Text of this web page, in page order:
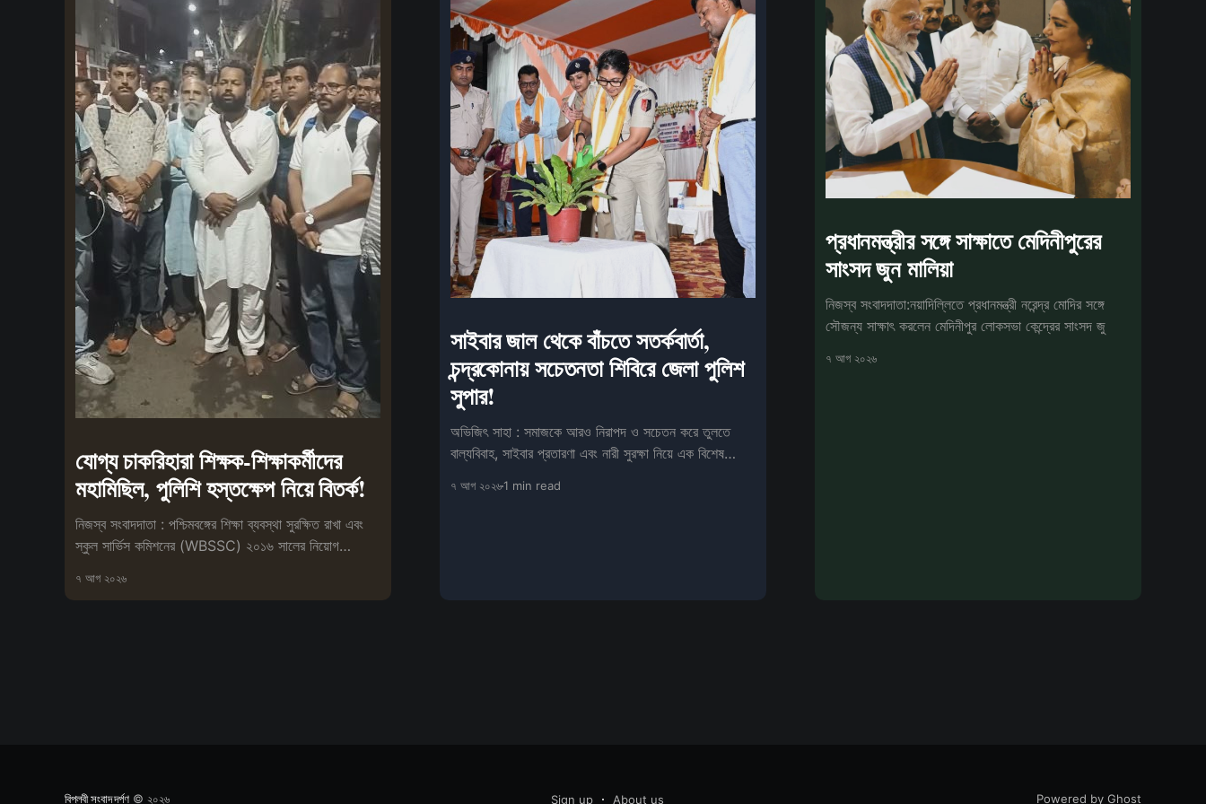
যোগ্য চাকরিহারা শিক্ষক-শিক্ষাকর্মীদের
মহামিছিল, পুলিশি হস্তক্ষেপ নিয়ে বিতর্ক!
নিজস্ব সংবাদদাতা : পশ্চিমবঙ্গের শিক্ষা ব্যবস্থা সুরক্ষিত রাখা এবং
স্কুল সার্ভিস কমিশনের (WBSSC) ২০১৬ সালের নিয়োগ
৭ আগ ২০২৬
সাইবার জাল থেকে বাঁচতে সতর্কবার্তা,
চন্দ্রকোনায় সচেতনতা শিবিরে জেলা পুলিশ
সুপার!
অভিজিৎ সাহা : সমাজকে আরও নিরাপদ ও সচেতন করে তুলতে
বাল্যবিবাহ, সাইবার প্রতারণা এবং নারী সুরক্ষা নিয়ে এক বিশেষ
৭ আগ ২০২৬1 min read
প্রধানমন্ত্রীর সঙ্গে সাক্ষাতে মেদিনীপুরের
সাংসদ জুন মালিয়া
নিজস্ব সংবাদদাতা:নয়াদিল্লিতে প্রধানমন্ত্রী নরেন্দ্র মোদির সঙ্গে
সৌজন্য সাক্ষাৎ করলেন মেদিনীপুর লোকসভা কেন্দ্রের সাংসদ জু
৭ আগ ২০২৬
বিপ্লবী সংবাদ দর্পণ© ২০২৬ Sign up About us Powered by Ghost